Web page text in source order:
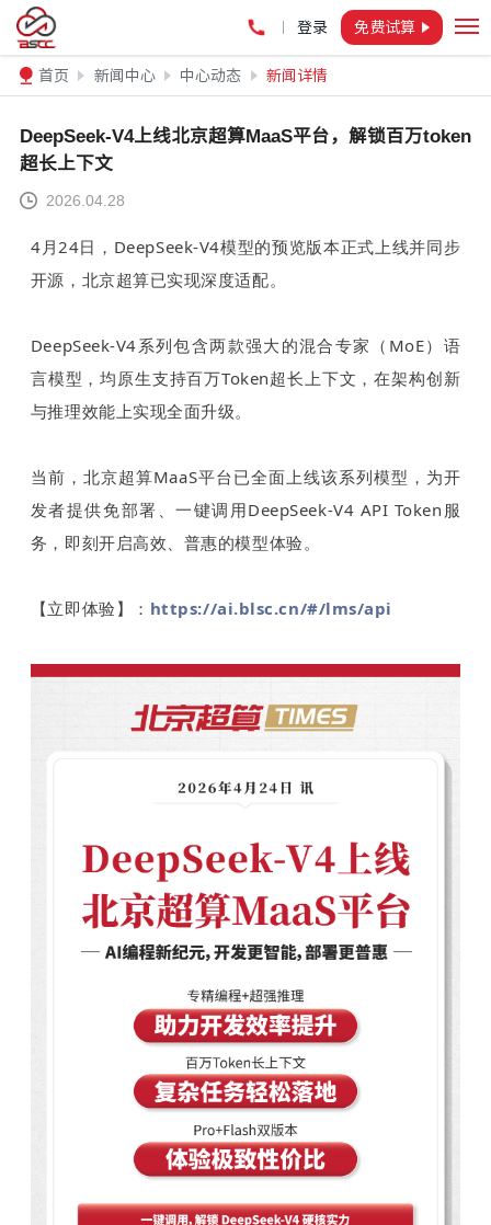
登录 免费试算
首页 新闻中心 中心动态 新闻详情
DeepSeek-V4上线北京超算MaaS平台，解锁百万token
超长上下文
2026.04.28
4月24日，DeepSeek-V4模型的预览版本正式上线并同步
开源，北京超算已实现深度适配。
DeepSeek-V4系列包含两款强大的混合专家（MoE）语
言模型，均原生支持百万Token超长上下文，在架构创新
与推理效能上实现全面升级。
当前，北京超算MaaS平台已全面上线该系列模型，为开
发者提供免部署、一键调用DeepSeek-V4 API Token服
务，即刻开启高效、普惠的模型体验。
【立即体验】： https://ai.blsc.cn/#/lms/api